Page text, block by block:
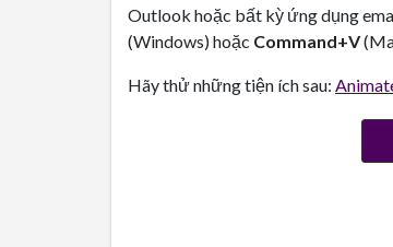
Outlook hoặc bất kỳ ứng dụng
(Windows) hoặc Command+V
Hãy thử những tiện ích sau: